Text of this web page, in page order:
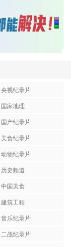
央视纪录片
国家地理
国产纪录片
美食纪录片
动物纪录片
历史频道
中国美食
建筑工程
音乐纪录片
二战纪录片